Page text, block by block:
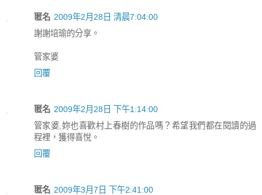
匿名 2009年2月28日 清晨7:04:00
謝謝培瑜的分享。
管家婆
回覆
匿名 2009年2月28日 下午1:14:00
管家婆,妳也喜歡村上春樹的作品嗎？希望我們都在閱讀的過
程裡，獲得喜悅。
回覆
匿名 2009年3月7日 下午2:41:00